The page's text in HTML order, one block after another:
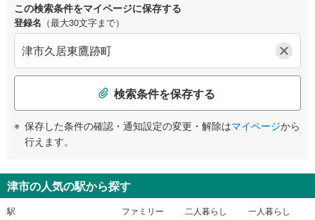
この検索条件をマイページに保存する
登録名 （最大30文字まで）
検索条件を保存する
保存した条件の確認・通知設定の変更・解除はマイページから
行えます。
津市の人気の駅から探す
駅 ファミリー 二人暮らし 一人暮らし